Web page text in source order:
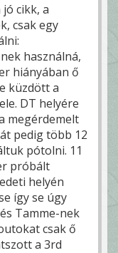
cikk, a
csak egy
használná,
hiányában ő
küzdött a
DT helyére
megérdemelt
pedig több 12
pótolni. 11
próbált
helyén
így se úgy
Tamme-nek
csak ő
a 3rd